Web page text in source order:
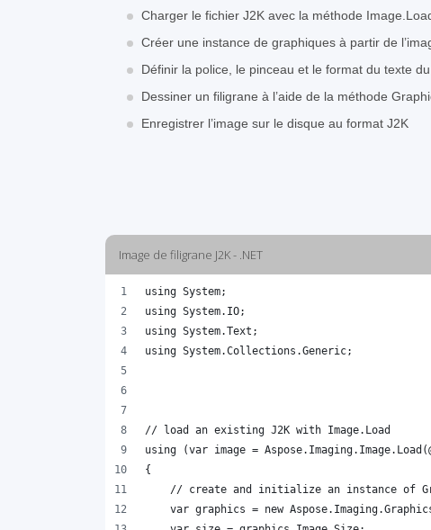
Charger le fichier J2K avec la méthode
Créer une instance de graphiques à partir de
Définir la police, le pinceau et le format du texte
Dessiner un filigrane à l’aide de la méthode
Enregistrer l’image sur le disque au format J2K
Image de filigrane J2K - .NET